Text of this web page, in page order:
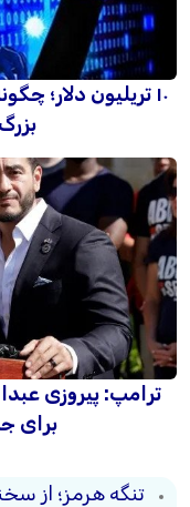
۱۰ تریلیون دلار؛
ترامپ: پیروزی
برای
تنگه هرمز؛ از